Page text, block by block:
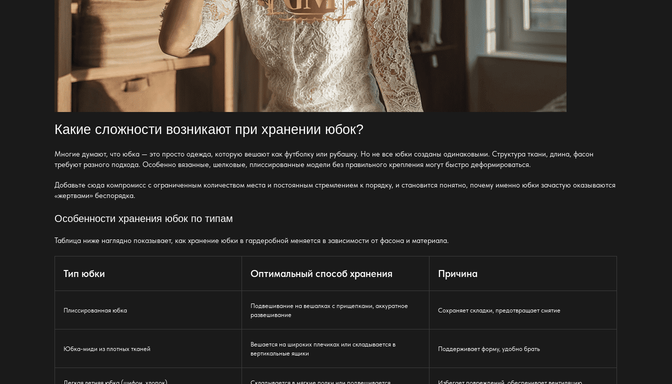
Какие сложности возникают прихранении юбок?
Многие думают, что юбка— это просто одежда, которую вешают как футболку или рубашку. Но не все юбки созданы одинаковыми. Структура ткани, длина, фасон
требуют разного подхода. Особенно вязанные, шелковые, плиссированные модели без правильного крепления могут быстро деформироваться.
Добавьте сюда компромисс с ограниченным количеством места и постоянным стремлением к порядку, и становится понятно, почему именно юбки зачастую оказываются
«жертвами» беспорядка.
Особенности хранения юбок по типам
Таблица ниже наглядно показывает, какхранение юбки в гардеробной меняется в зависимости от фасона и материала.
Тип юбки Оптимальный способ хранения Причина
Плиссированная юбка
Подвешивание на вешалках с прищепками, аккуратное
развешивание
Сохраняет складки, предотвращает смятие
Юбка-миди из плотных тканей
Вешается на широких плечиках или складывается в
вертикальные ящики
Поддерживает форму, удобно брать